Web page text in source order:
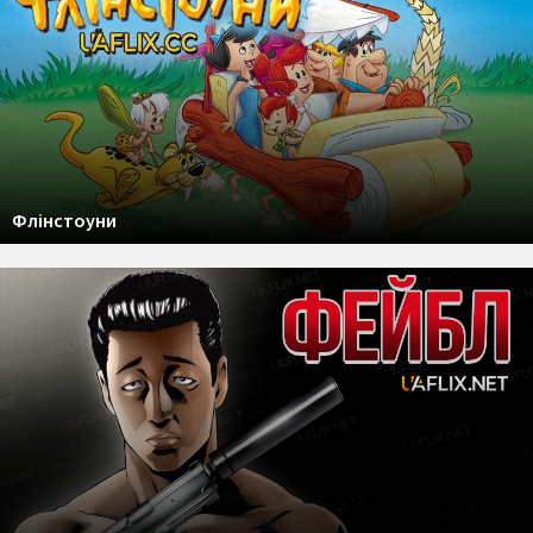
Флінстоуни